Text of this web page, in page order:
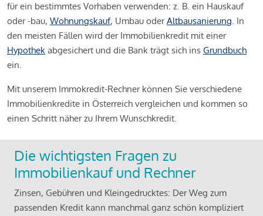
für ein bestimmtes Vorhaben verwenden: z. B. ein Hauskauf
oder -bau, Wohnungskauf, Umbau oderAltbausanierung. In
den meisten Fällen wird der Immobilienkredit mit einer
Hypothek abgesichert und die Bank trägt sich ins Grundbuch
ein.
Mit unserem Immokredit-Rechner können Sie verschiedene
Immobilienkredite in Österreich vergleichen und kommen so
einen Schritt näher zu Ihrem Wunschkredit.
Die wichtigsten Fragen zu
Immobilienkauf und Rechner
Zinsen, Gebühren und Kleingedrucktes: Der Weg zum
passenden Kredit kann manchmal ganz schön kompliziert